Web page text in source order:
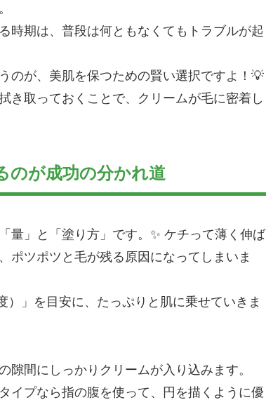
時期は、普段は何ともなくてもトラブルが起
のが、美肌を保つための賢い選択ですよ！💡
き取っておくことで、クリームが毛に密着し
のが成功の分かれ道
量」と「塗り方」です。✨ ケチって薄く伸ば
ポツポツと毛が残る原因になってしまいま
」を目安に、たっぷりと肌に乗せていきま
間にしっかりクリームが入り込みます。
イプなら指の腹を使って、円を描くように優